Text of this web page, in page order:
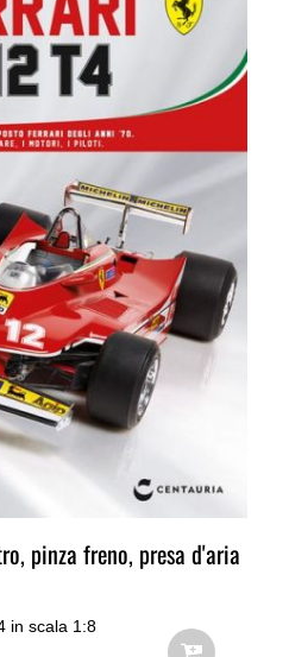
pinza freno, presa d'aria
in scala 1:8